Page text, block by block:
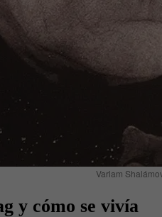
Varlam
y cómo se vivía